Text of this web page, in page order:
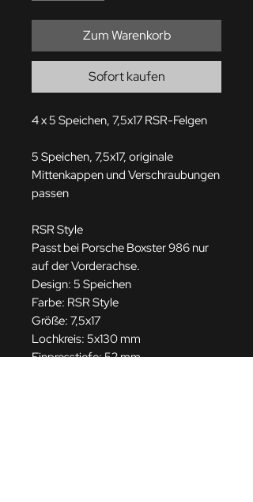
Zum Warenkorb
Sofort kaufen
4 x 5 Speichen, 7,5x17 RSR-Felgen
5 Speichen, 7,5x17, originale
Mittenkappen und Verschraubungen
passen
RSR Style
Passt bei Porsche Boxster 986 nur
auf der Vorderachse.
Design: 5 Speichen
Farbe: RSR Style
Größe: 7,5x17
Lochkreis: 5x130 mm
Einpresstiefe: 52 mm